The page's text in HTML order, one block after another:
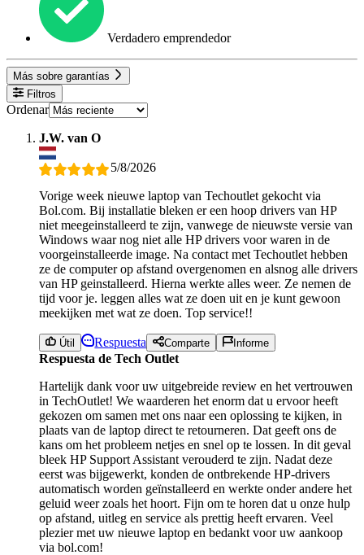
Verdadero emprendedor
Más sobre garantías
Filtros
Ordenar
J.W. van O
5/8/2026
Vorige week nieuwe laptop van Techoutlet gekocht via
Bol.com. Bij installatie bleken er een hoop drivers van HP
niet meegeinstalleerd te zijn, vanwege de nieuwste versie van
Windows waar nog niet alle HP drivers voor waren in de
voorgeinstalleerde image. Na contact met Techoutlet hebben
ze de computer op afstand overgenomen en alsnog alle drivers
van HP geinstalleerd. Hierna werkte alles weer. Ze nemen de
tijd voor je. leggen alles wat ze doen uit en je kunt gewoon
meekijken met wat ze doen. Top service!!
Útil Respuesta Comparte Informe
Respuesta de Tech Outlet
Hartelijk dank voor uw uitgebreide review en het vertrouwen
in TechOutlet! We waarderen het enorm dat u ervoor heeft
gekozen om samen met ons naar een oplossing te kijken, in
plaats van de laptop direct te retourneren. Dat geeft ons de
kans om het probleem netjes en snel op te lossen. In dit geval
bleek HP Support Assistant verouderd te zijn. Nadat deze
eerst was bijgewerkt, konden de ontbrekende HP-drivers
automatisch worden geïnstalleerd en werkte onder andere het
geluid weer zoals het hoort. Fijn om te horen dat u onze hulp
op afstand, uitleg en service als prettig heeft ervaren. Veel
plezier met uw nieuwe laptop en bedankt voor uw aankoop
via bol.com!